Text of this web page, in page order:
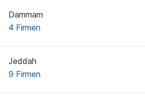
Dammam
4 Firmen
Jeddah
9 Firmen